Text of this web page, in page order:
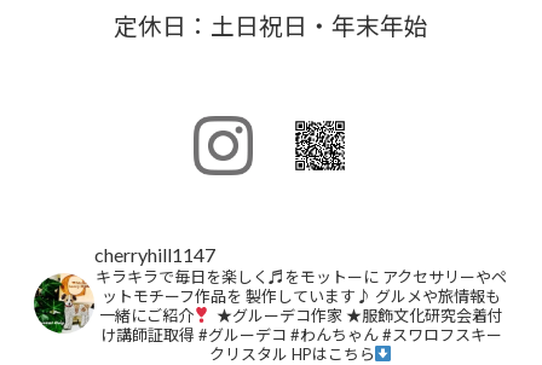
定休日：土日祝日・年末年始
cherryhill1147
キラキラで毎日を楽しく♬をモットーに アクセサリーやペ
ットモチーフ作品を 製作しています♪ グルメや旅情報も
一緒にご紹介
★グルーデコ作家 ★服飾文化研究会着付
け講師証取得 #グルーデコ #わんちゃん#スワロフスキー
クリスタル HPはこちら